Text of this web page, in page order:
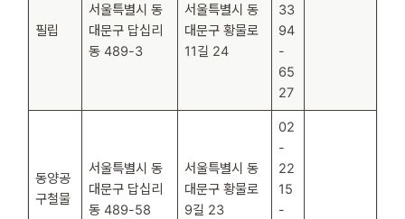
필립
서울특별시 동
대문구 답십리
동 489-3
서울특별시 동
대문구 황물로
11길 24
33
94
-
65
27
동양공
구철물
서울특별시 동
대문구 답십리
동 489-58
서울특별시 동
대문구 황물로
9길 23
02
-
22
15
-